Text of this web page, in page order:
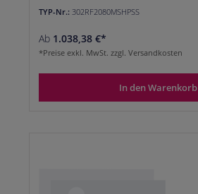
TYP-Nr.: 302RF2080MSHPSS
Ab 1.038,38 €*
*Preise exkl. MwSt. zzgl. Versandkosten
In den Warenkorb